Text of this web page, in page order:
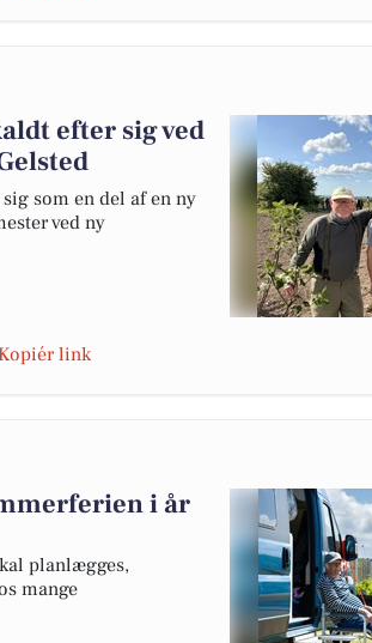
efter sig ved
som en del af en ny
ved ny
Kopiér link
i år
planlægges,
mange